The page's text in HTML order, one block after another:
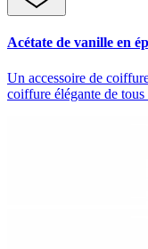
Acétate de vanille en
Un accessoire de
coiffure élégante de tous